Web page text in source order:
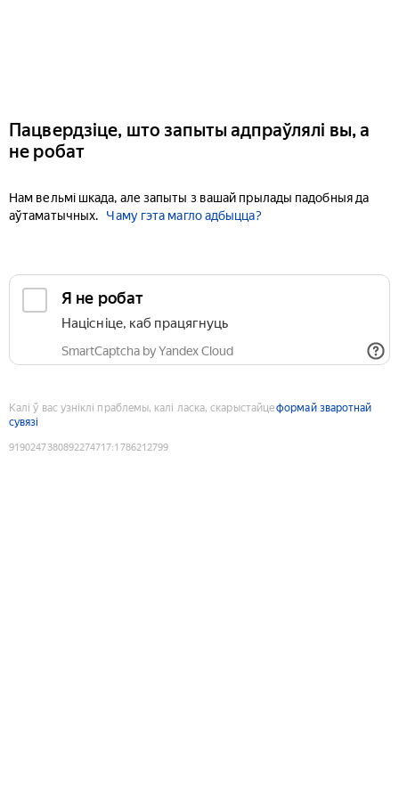
Пацвердзіце, што запыты адпраўлялі вы, а
не робат
Нам вельмі шкада, але запыты з вашай прылады падобныя да
аўтаматычных.
Чаму гэта магло адбыцца?
Я не робат
Націсніце, каб працягнуць
SmartCaptcha by Yandex Cloud
Калі ў вас узніклі праблемы, калі ласка, скарыстайцеформай зваротнай
сувязі
9190247380892274717:1786212799